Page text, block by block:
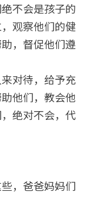
不会是孩子的
观察他们的健
，督促他们遵
对待，给予充
他们，教会他
绝对不会，代
，爸爸妈妈们